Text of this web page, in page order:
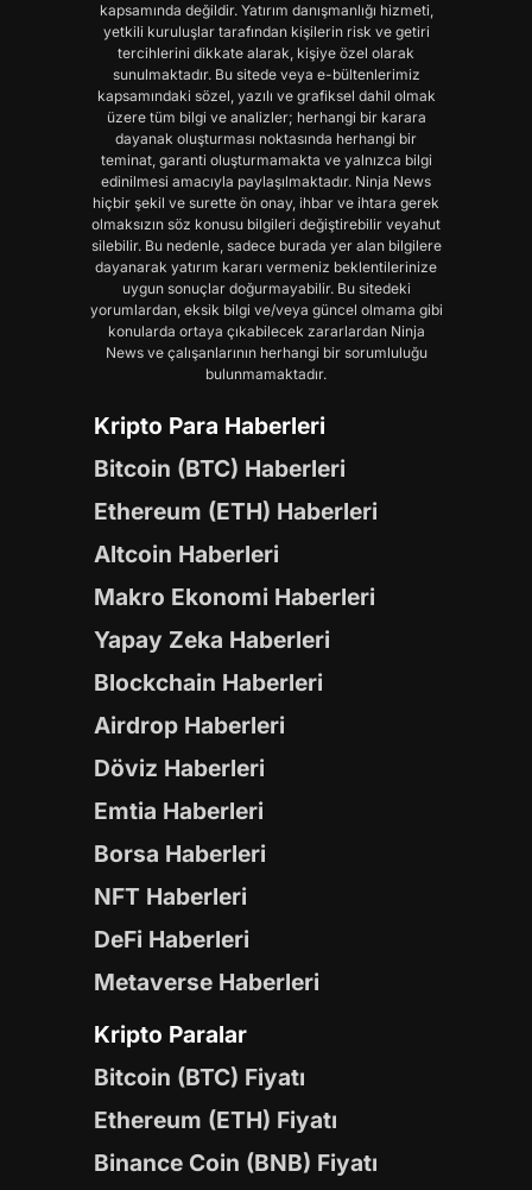
kapsamında değildir. Yatırım danışmanlığı hizmeti,
yetkili kuruluşlar tarafından kişilerin risk ve getiri
tercihlerini dikkate alarak, kişiye özel olarak
sunulmaktadır. Bu sitede veya e-bültenlerimiz
kapsamındaki sözel, yazılı ve grafiksel dahil olmak
üzere tüm bilgi ve analizler; herhangi bir karara
dayanak oluşturması noktasında herhangi bir
teminat, garanti oluşturmamakta ve yalnızca bilgi
edinilmesi amacıyla paylaşılmaktadır. Ninja News
hiçbir şekil ve surette ön onay, ihbar ve ihtara gerek
olmaksızın söz konusu bilgileri değiştirebilir veyahut
silebilir. Bu nedenle, sadece burada yer alan bilgilere
dayanarak yatırım kararı vermeniz beklentilerinize
uygun sonuçlar doğurmayabilir. Bu sitedeki
yorumlardan, eksik bilgi ve/veya güncel olmama gibi
konularda ortaya çıkabilecek zararlardan Ninja
News ve çalışanlarının herhangi bir sorumluluğu
bulunmamaktadır.
Kripto Para Haberleri
Bitcoin (BTC) Haberleri
Ethereum (ETH) Haberleri
Altcoin Haberleri
Makro Ekonomi Haberleri
Yapay Zeka Haberleri
Blockchain Haberleri
Airdrop Haberleri
Döviz Haberleri
Emtia Haberleri
Borsa Haberleri
NFT Haberleri
DeFi Haberleri
Metaverse Haberleri
Kripto Paralar
Bitcoin (BTC) Fiyatı
Ethereum (ETH) Fiyatı
Binance Coin (BNB) Fiyatı